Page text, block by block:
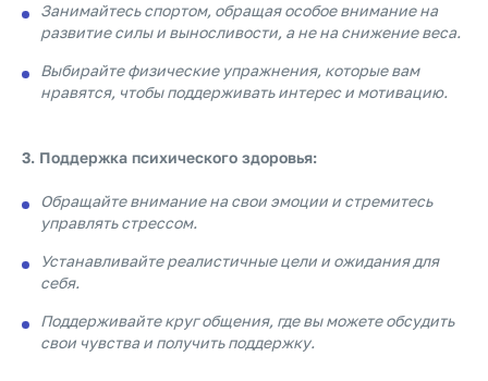
Занимайтесь спортом, обращая особое внимание на
развитие силы и выносливости, а не на снижение веса.
Выбирайте физические упражнения, которые вам
нравятся, чтобы поддерживать интерес и мотивацию.
3. Поддержка психического здоровья:
Обращайте внимание на свои эмоции и стремитесь
управлять стрессом.
Устанавливайте реалистичные цели и ожидания для
себя.
Поддерживайте круг общения, где вы можете обсудить
свои чувства и получить поддержку.